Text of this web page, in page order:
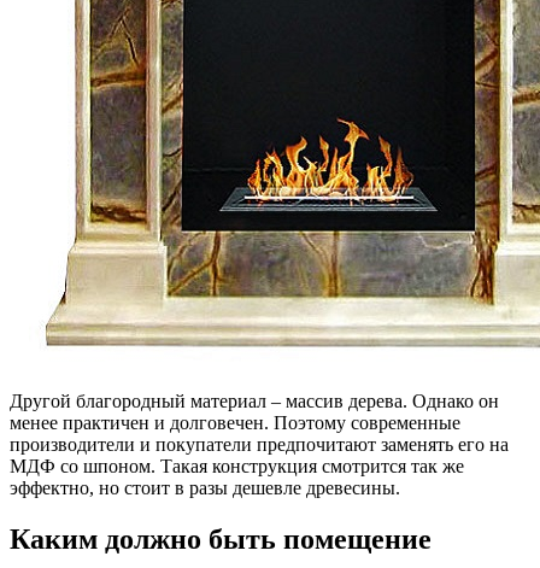
Другой благородный материал – массив дерева. Однако он
менее практичен и долговечен. Поэтому современные
производители и покупатели предпочитают заменять его на
МДФ со шпоном. Такая конструкция смотрится так же
эффектно, но стоит в разы дешевле древесины.
Каким должно быть помещение